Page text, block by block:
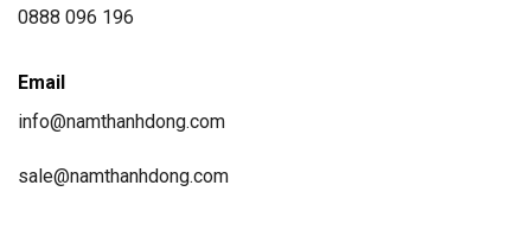
0888 096 196
Email
info@namthanhdong.com
sale@namthanhdong.com